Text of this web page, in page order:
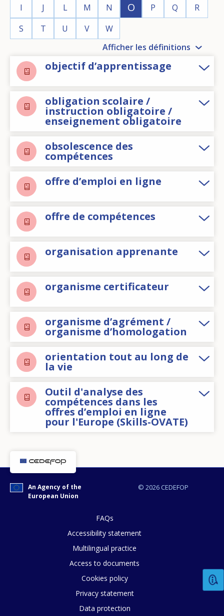
I
J L M N O P Q
R
S
T U V
W
Afficher les définitions
objectif d’apprentissage
obligation scolaire /
instruction obligatoire /
enseignement obligatoire
obsolescence des
compétences
offre d’emploi en ligne
offre de compétences
organisation apprenante
organisme certificateur
organisme d’agrément /
organisme d’homologation
orientation tout au long de
la vie
Outil d'analyse des
compétences dans les
offres d’emploi en ligne
pour l'Europe (Skills-OVATE)
© 2026 CEDEFOP
An Agency of the
European Union
FAQs
Accessibility statement
Multilingual practice
Access to documents
Cookies policy
Privacy statement
Data protection